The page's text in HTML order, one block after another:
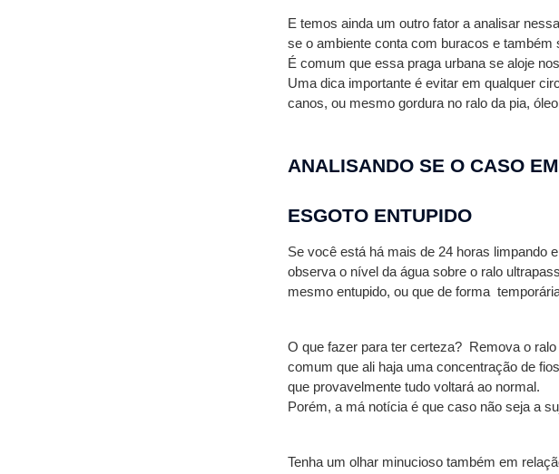
E temos ainda um outro fator a analisar
se o ambiente conta com buracos e também
É comum que essa praga urbana se aloje
Uma dica importante é evitar em qualquer
canos, ou mesmo gordura no ralo da pia,
ANALISANDO SE O CASO
ESGOTO ENTUPIDO
Se você está há mais de 24 horas limpando
observa o nível da água sobre o ralo
mesmo entupido, ou que de forma
O que fazer para ter certeza?  Remova o
comum que ali haja uma concentração de
que provavelmente tudo voltará ao normal.
Porém, a má notícia é que caso não seja a
Tenha um olhar minucioso também em